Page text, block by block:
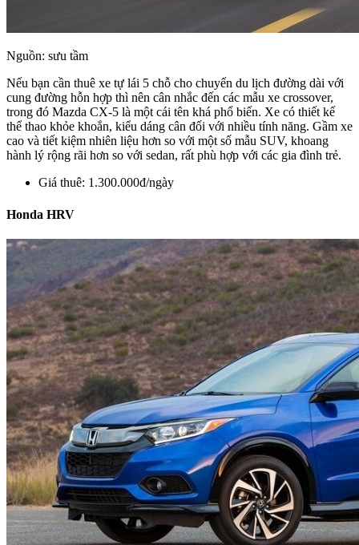
Nguồn: sưu tầm
Nếu bạn cần thuê xe tự lái 5 chỗ cho chuyến du lịch đường dài với
cung đường hỗn hợp thì nên cân nhắc đến các mẫu xe crossover,
trong đó Mazda CX-5 là một cái tên khá phổ biến. Xe có thiết kế
thể thao khỏe khoắn, kiểu dáng cân đối với nhiều tính năng. Gầm xe
cao và tiết kiệm nhiên liệu hơn so với một số mẫu SUV, khoang
hành lý rộng rãi hơn so với sedan, rất phù hợp với các gia đình trẻ.
Giá thuê: 1.300.000đ/ngày
Honda HRV